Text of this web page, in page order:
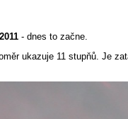
- dnes to začne.
ukazuje 11 stupňů. Je